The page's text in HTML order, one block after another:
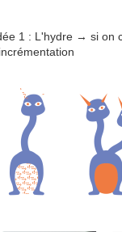
1 : L'hydre → si on